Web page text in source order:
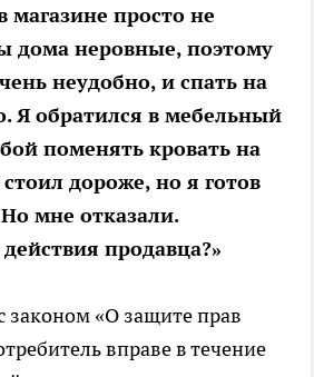
магазине просто не
дома неровные, поэтому
неудобно, и спать на
Я обратился в мебельный
поменять кровать на
дороже, но я готов
мне отказали.
продавца?»
законом «О защите прав
вправе в течение